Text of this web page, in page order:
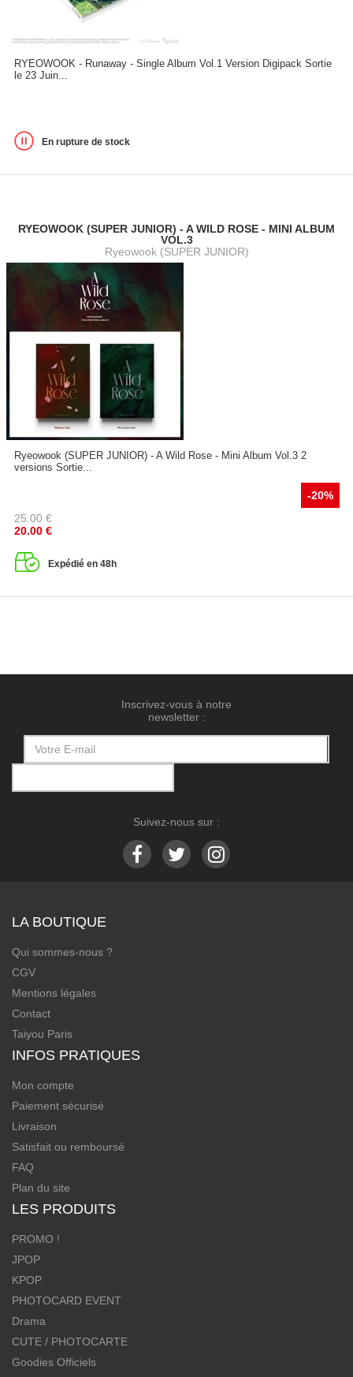
RYEOWOOK - Runaway - Single Album Vol.1 Version Digipack Sortie
le 23 Juin...
En rupture de stock
RYEOWOOK (SUPER JUNIOR) - A WILD ROSE - MINI ALBUM
VOL.3
Ryeowook (SUPER JUNIOR)
Ryeowook (SUPER JUNIOR) - A Wild Rose - Mini Album Vol.3 2
versions Sortie...
-20%
25.00 €
20.00 €
Expédié en 48h
Inscrivez-vous à notre
newsletter :
Suivez-nous sur :
LA BOUTIQUE
Qui sommes-nous ?
CGV
Mentions légales
Contact
Taiyou Paris
INFOS PRATIQUES
Mon compte
Paiement sécurisé
Livraison
Satisfait ou remboursé
FAQ
Plan du site
LES PRODUITS
PROMO !
JPOP
KPOP
PHOTOCARD EVENT
Drama
CUTE / PHOTOCARTE
Goodies Officiels